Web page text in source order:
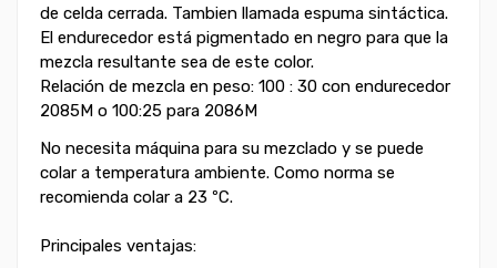
de celda cerrada. Tambien llamada espuma sintáctica.
El endurecedor está pigmentado en negro para que la
mezcla resultante sea de este color.
Relación de mezcla en peso: 100 : 30 con endurecedor
2085M o 100:25 para 2086M
No necesita máquina para su mezclado y se puede
colar a temperatura ambiente. Como norma se
recomienda colar a 23 ºC.
Principales ventajas: